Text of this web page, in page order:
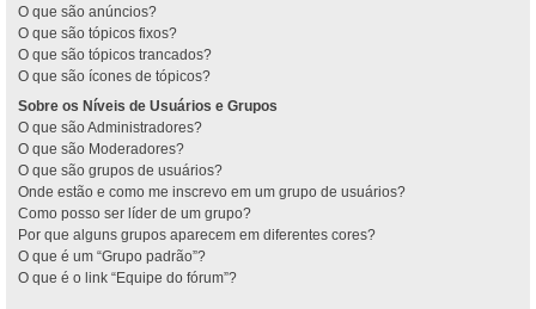
O que são anúncios?
O que são tópicos fixos?
O que são tópicos trancados?
O que são ícones de tópicos?
Sobre os Níveis de Usuários e Grupos
O que são Administradores?
O que são Moderadores?
O que são grupos de usuários?
Onde estão e como me inscrevo em um grupo de usuários?
Como posso ser líder de um grupo?
Por que alguns grupos aparecem em diferentes cores?
O que é um “Grupo padrão”?
O que é o link “Equipe do fórum”?